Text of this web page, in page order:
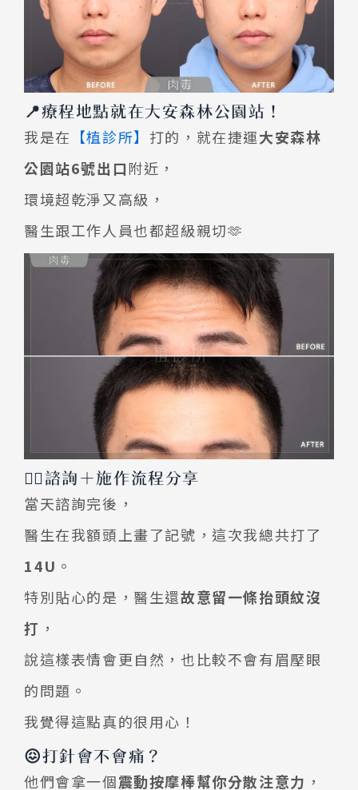
📍療程地點就在大安森林公園站！
我是在 【植診所】 打的，就在捷運大安森林
公園站6號出口附近，
環境超乾淨又高級，
醫生跟工作人員也都超級親切🫶
🧑‍⚕️諮詢＋施作流程分享
當天諮詢完後，
醫生在我額頭上畫了記號，這次我總共打了
14U 。
特別貼心的是，醫生還故意留一條抬頭紋沒
打 ，
說這樣表情會更自然，也比較不會有眉壓眼
的問題。
我覺得這點真的很用心！
😖打針會不會痛？
他們會拿一個震動按摩棒幫你分散注意力 ，